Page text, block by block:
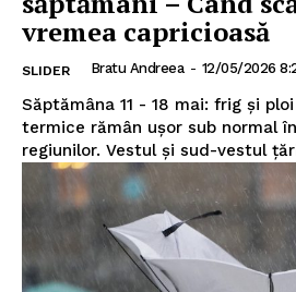
vremea capricioasă
SLIDER Bratu Andreea - 12/05/2026
Săptămâna 11 - 18 mai: frig și
termice rămân ușor sub normal
regiunilor. Vestul și sud-vestul